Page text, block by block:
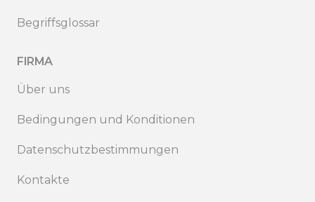
Begriffsglossar
FIRMA
Über uns
Bedingungen und Konditionen
Datenschutzbestimmungen
Kontakte